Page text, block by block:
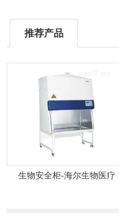
推荐产品
生物安全柜-海尔生物医疗